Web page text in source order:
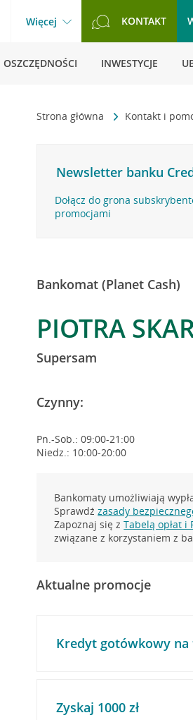
Więcej KONTAKT
OSZCZĘDNOŚCI INWESTYCJE
Strona główna Kontakt i
Newsletter banku
Dołącz do grona
promocjami
Bankomat (Planet Cash)
PIOTRA
Supersam
Czynny:
Pn.-Sob.: 09:00-21:00
Niedz.: 10:00-20:00
Bankomaty umożliwiają
Sprawdźzasady
Zapoznaj się zTabelą opłat i
związane z korzystaniem z
Aktualne promocje
Kredyt gotówkowy
Zyskaj 1000 zł